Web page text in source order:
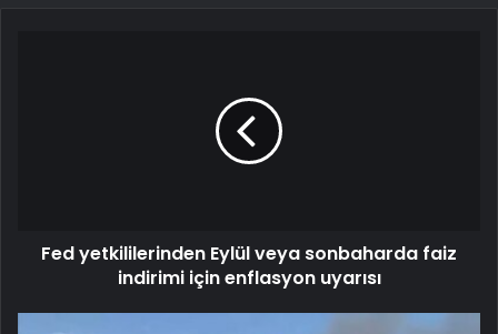
Fed yetkililerinden Eylül veya sonbaharda faiz
indirimi için enflasyon uyarısı